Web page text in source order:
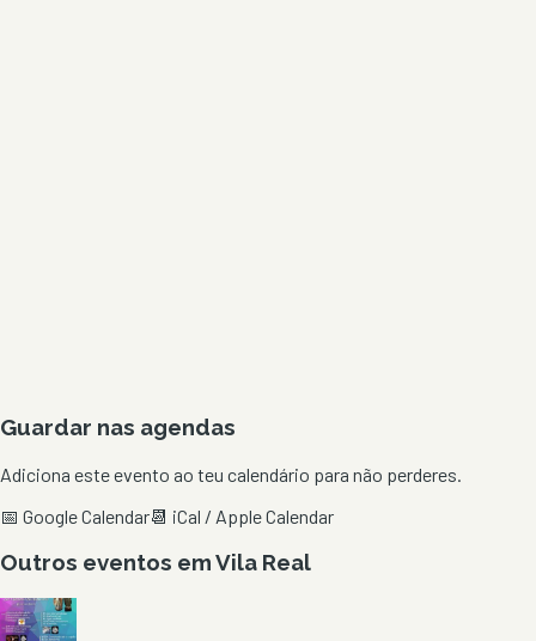
Guardar nas agendas
Adiciona este evento ao teu calendário para não perderes.
📅 Google Calendar📆 iCal / Apple Calendar
Outros eventos emVila Real